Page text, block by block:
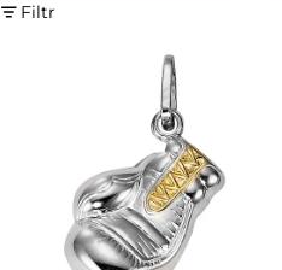
Filtr